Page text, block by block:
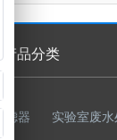
产品分类
过滤器 实验室废